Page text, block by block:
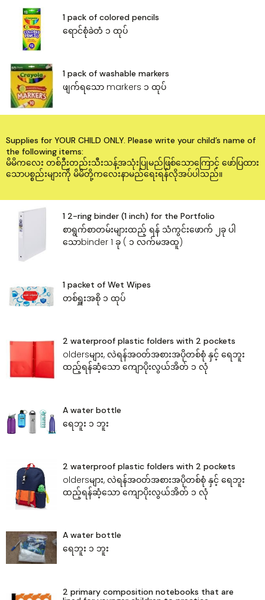
1 pack of colored pencils
‌ရောင်စုံခဲတံ ၁ ထုပ်
1 pack of washable markers
ဖျက်ရသော markers ၁ ထုပ်
Supplies for YOUR CHILD ONLY. Please write your child’s name of
the following items:
မိမိကလေး တစ်ဉီးတည်းသီးသန့်အသုံးပြုမည်ဖြစ်သော‌ကြောင့် ဖော်ပြထား
သောပစ္စည်းများကို မိမိတို့ကလေးနာမည်‌ရေးရန်လိုအပ်ပါသည်။
1 2-ring binder (1 inch) for the Portfolio
စာရွက်စာတမ်းများထည့် ရန် သံကွင်း‌ဖောက် ၂ခု ပါ
သောbinder 1 ခု ( ၁ လက်မအထူ)
1 packet of Wet Wipes
တစ်ရှူးအစို ၁ ထုပ်
2 waterproof plastic folders with 2 pockets
oldersများ, လဲရန်အဝတ်အစားအပိုတစ်စုံ‌ နှင့် ရေဘူး
ထည့်ရန်ဆံ့သော ‌ကျောပိုးလွယ်အိတ် ၁ လုံ
A water bottle
‌ရေဘူး ၁ ဘူး
2 waterproof plastic folders with 2 pockets
oldersများ, လဲရန်အဝတ်အစားအပိုတစ်စုံ‌ နှင့် ရေဘူး
ထည့်ရန်ဆံ့သော ‌ကျောပိုးလွယ်အိတ် ၁ လုံ
A water bottle
‌ရေဘူး ၁ ဘူး
2 primary composition notebooks that are